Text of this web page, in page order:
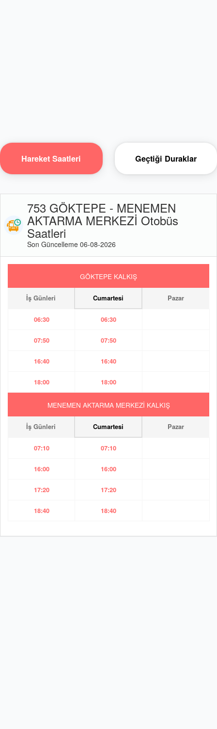
Hareket Saatleri Geçtiği Duraklar
753 GÖKTEPE - MENEMEN
AKTARMA MERKEZİ Otobüs
Saatleri
Son Güncelleme 06-08-2026
GÖKTEPE KALKIŞ
İş Günleri Cumartesi Pazar
06:30 06:30
07:50 07:50
16:40 16:40
18:00 18:00
MENEMEN AKTARMA MERKEZİ KALKIŞ
İş Günleri Cumartesi Pazar
07:10 07:10
16:00 16:00
17:20 17:20
18:40 18:40